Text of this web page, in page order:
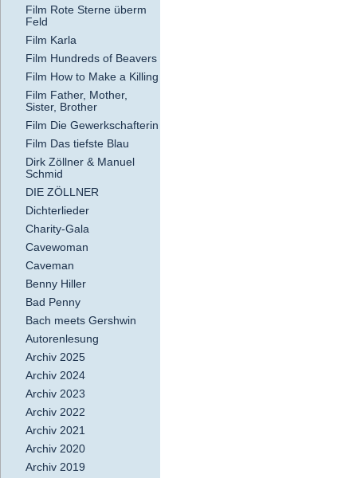
Film Rote Sterne überm
Feld
Film Karla
Film Hundreds of Beavers
Film How to Make a Killing
Film Father, Mother,
Sister, Brother
Film Die Gewerkschafterin
Film Das tiefste Blau
Dirk Zöllner & Manuel
Schmid
DIE ZÖLLNER
Dichterlieder
Charity-Gala
Cavewoman
Caveman
Benny Hiller
Bad Penny
Bach meets Gershwin
Autorenlesung
Archiv 2025
Archiv 2024
Archiv 2023
Archiv 2022
Archiv 2021
Archiv 2020
Archiv 2019